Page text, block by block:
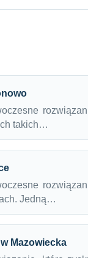
takich…
Jedną…
Mazowiecka